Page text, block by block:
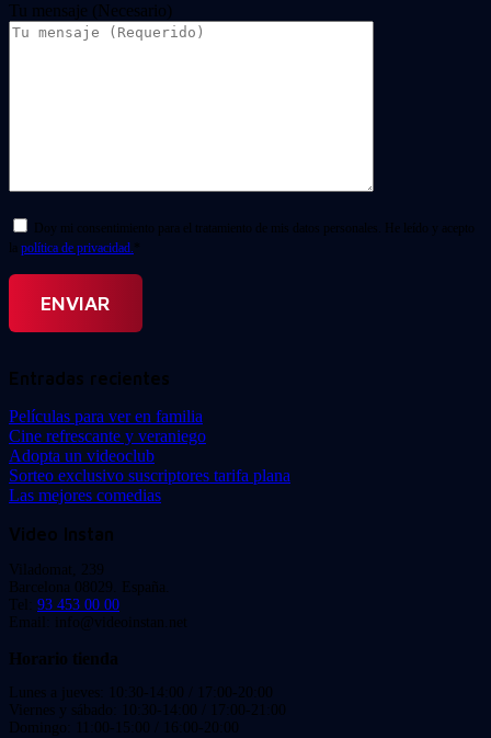
Tu mensaje (Necesario)
Doy mi consentimiento para el tratamiento de mis datos personales. He leído y acepto
la política de privacidad. *
Entradas recientes
Películas para ver en familia
Cine refrescante y veraniego
Adopta un videoclub
Sorteo exclusivo suscriptores tarifa plana
Las mejores comedias
Video Instan
Viladomat, 239
Barcelona 08029. España.
Tel: 93 453 00 00
Email: info@videoinstan.net
Horario tienda
Lunes a jueves: 10:30-14:00 / 17:00-20:00
Viernes y sábado: 10:30-14:00 / 17:00-21:00
Domingo: 11:00-15:00 / 16:00-20:00